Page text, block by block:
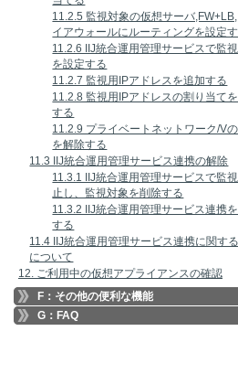
11.2.5 監視対象の仮想サーバ
イアウォールにルーティングを設定
11.2.6 IIJ統合運用管理サービスで監
を設定する
11.2.7 監視用IPアドレスを追加する
11.2.8 監視用IPアドレスの割り当て
する
11.2.9 プライベートネットワーク/V
を解除する
11.3 IIJ統合運用管理サービス連携の解除
11.3.1 IIJ統合運用管理サービスで監
止し、監視対象を削除する
11.3.2 IIJ統合運用管理サービス連携
する
11.4 IIJ統合運用管理サービス連携に関す
について
12. ご利用中の仮想アプライアンスの確認
F：その他の便利な機能
G：FAQ